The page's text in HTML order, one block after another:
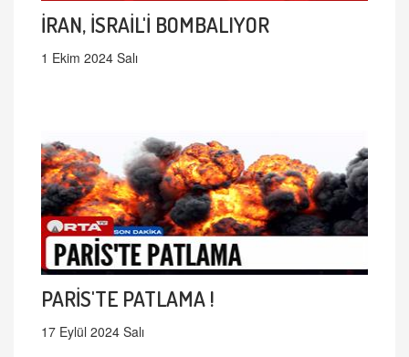
İRAN, İSRAİL'İ BOMBALIYOR
1 Ekim 2024 Salı
PARİS'TE PATLAMA !
17 Eylül 2024 Salı